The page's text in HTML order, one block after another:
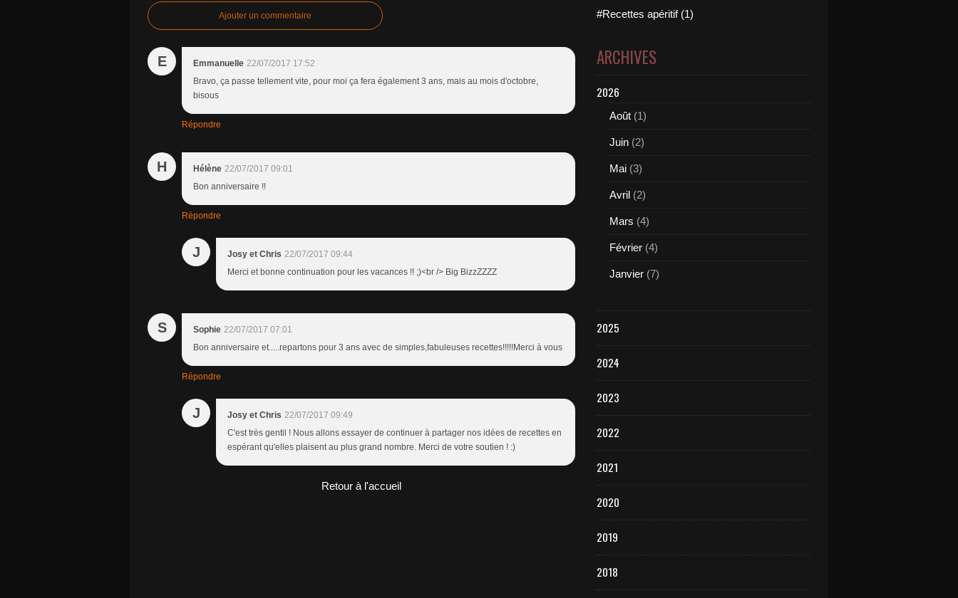
Ajouter un commentaire
E Emmanuelle 22/07/2017 17:52
Bravo, ça passe tellement vite, pour moi ça fera également 3 ans, mais au mois d'octobre,
bisous
Répondre
H Hélène 22/07/2017 09:01
Bon anniversaire !!
Répondre
J Josy et Chris 22/07/2017 09:44
Merci et bonne continuation pour les vacances !! ;)<br /> Big BizzZZZZ
S Sophie 22/07/2017 07:01
Bon anniversaire et.....repartons pour 3 ans avec de simples,fabuleuses recettes!!!!!Merci à vous
Répondre
J Josy et Chris 22/07/2017 09:49
C'est très gentil ! Nous allons essayer de continuer à partager nos idées de recettes en
espérant qu'elles plaisent au plus grand nombre. Merci de votre soutien ! :)
Retour à l'accueil
#Recettes apéritif (1)
ARCHIVES
2026
Août (1)
Juin (2)
Mai (3)
Avril (2)
Mars (4)
Février (4)
Janvier (7)
2025
2024
2023
2022
2021
2020
2019
2018